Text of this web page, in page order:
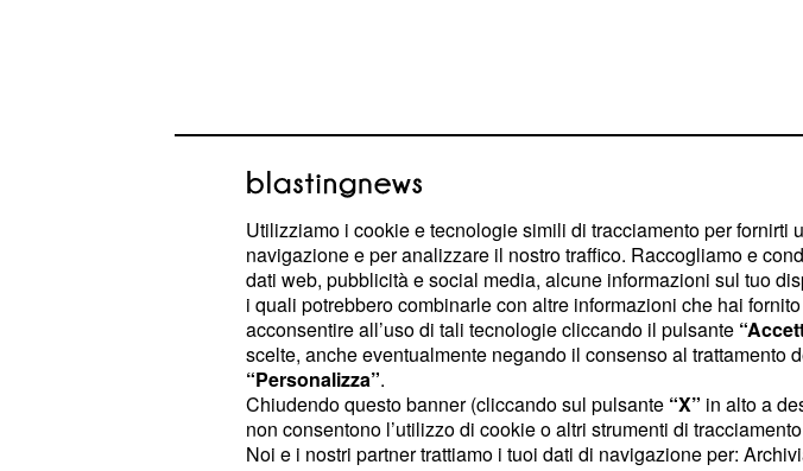
Dati contrastanti, visto che per Datamedia FI ha fatto
registrare rispetto all'ultimo rilevamento una leggerissima
flessione dello 0,1 percento, mentre per l'istituto Emg il
partito di Silvio Berlusconi avrebbe guadagnato lo 0,3%,
quasi mezzo punto percentuale, unica forza politica a salire
insieme a Fratelli d'Italia (4,5 percento, +0,1 rispetto al 21
settembre).
Utilizziamo i cookie e tecnologie simili di tracciamento per
navigazione e per analizzare il nostro traffico. Raccogliamo e
dati web, pubblicità e social media, alcune informazioni sul tuo
i quali potrebbero combinarle con altre informazioni che hai
acconsentire all’uso di tali tecnologie cliccando il pulsante
scelte, anche eventualmente negando il consenso al
“Personalizza”.
Chiudendo questo banner (cliccando sul pulsante “X” in alto a
non consentono l’utilizzo di cookie o altri strumenti di
Noi e i nostri partner trattiamo i tuoi dati di navigazione per: